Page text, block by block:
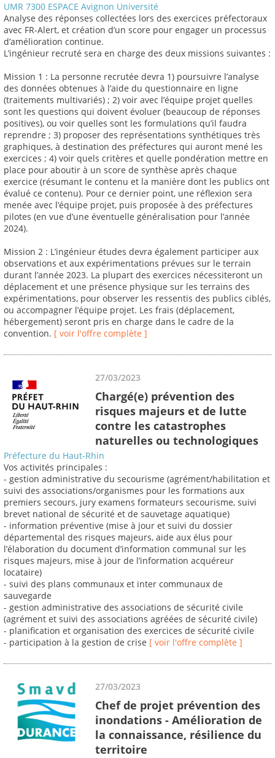
UMR 7300 ESPACE Avignon Université
Analyse des réponses collectées lors des exercices préfectoraux
avec FR-Alert, et création d’un score pour engager un processus
d’amélioration continue.
L’ingénieur recruté sera en charge des deux missions suivantes :
Mission 1 : La personne recrutée devra 1) poursuivre l’analyse
des données obtenues à l’aide du questionnaire en ligne
(traitements multivariés) ; 2) voir avec l’équipe projet quelles
sont les questions qui doivent évoluer (beaucoup de réponses
positives), ou voir quelles sont les formulations qu’il faudra
reprendre ; 3) proposer des représentations synthétiques très
graphiques, à destination des préfectures qui auront mené les
exercices ; 4) voir quels critères et quelle pondération mettre en
place pour aboutir à un score de synthèse après chaque
exercice (résumant le contenu et la manière dont les publics ont
évalué ce contenu). Pour ce dernier point, une réflexion sera
menée avec l’équipe projet, puis proposée à des préfectures
pilotes (en vue d’une éventuelle généralisation pour l’année
2024).
Mission 2 : L’ingénieur études devra également participer aux
observations et aux expérimentations prévues sur le terrain
durant l’année 2023. La plupart des exercices nécessiteront un
déplacement et une présence physique sur les terrains des
expérimentations, pour observer les ressentis des publics ciblés,
ou accompagner l’équipe projet. Les frais (déplacement,
hébergement) seront pris en charge dans le cadre de la
convention. [ voir l'offre complète ]
27/03/2023
Chargé(e) prévention des
risques majeurs et de lutte
contre les catastrophes
naturelles ou technologiques
Préfecture du Haut-Rhin
Vos activités principales :
- gestion administrative du secourisme (agrément/habilitation et
suivi des associations/organismes pour les formations aux
premiers secours, jury examens formateurs secourisme, suivi
brevet national de sécurité et de sauvetage aquatique)
- information préventive (mise à jour et suivi du dossier
départemental des risques majeurs, aide aux élus pour
l’élaboration du document d’information communal sur les
risques majeurs, mise à jour de l’information acquéreur
locataire)
- suivi des plans communaux et inter communaux de
sauvegarde
- gestion administrative des associations de sécurité civile
(agrément et suivi des associations agréées de sécurité civile)
- planification et organisation des exercices de sécurité civile
- participation à la gestion de crise [ voir l'offre complète ]
27/03/2023
Chef de projet prévention des
inondations - Amélioration de
la connaissance, résilience du
territoire